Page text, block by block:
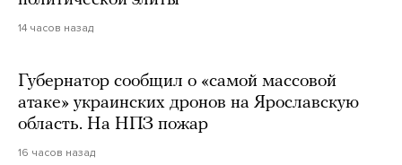
14 часов назад
Губернатор сообщил о «самой массовой
атаке» украинских дронов на Ярославскую
область. На НПЗ пожар
16 часов назад